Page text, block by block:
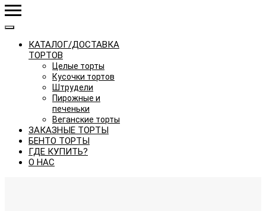
КАТАЛОГ/ДОСТАВКА
ТОРТОВ
Целые торты
Кусочки тортов
Штрудели
Пирожные и
печеньки
Веганские торты
ЗАКАЗНЫЕ ТОРТЫ
БЕНТО ТОРТЫ
ГДЕ КУПИТЬ?
О НАС